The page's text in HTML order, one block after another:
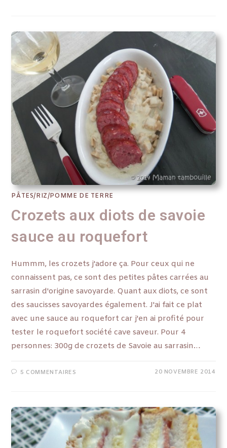
PÂTES/RIZ/POMME DE TERRE
Crozets aux diots de savoie
sauce au roquefort
Hummm, les crozets j'adore ça. Pour ceux qui ne
connaissent pas, ce sont des petites pâtes carrées au
sarrasin d'origine savoyarde. Quant aux diots, ce sont
des saucisses savoyardes également. J'ai fait ce plat
avec une sauce au roquefort car j'en ai profité pour
tester le roquefort société cave saveur. Pour 4
personnes: 300g de crozets de Savoie au sarrasin…
5 COMMENTAIRES 20 NOVEMBRE 2014